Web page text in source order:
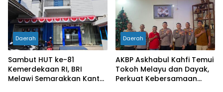
Daerah
Sambut HUT ke-81
Kemerdekaan RI, BRI
Melawi Semarakkan Kantor
Daerah
AKBP Askhabul Kahfi Temui
Tokoh Melayu dan Dayak,
Perkuat Kebersamaan